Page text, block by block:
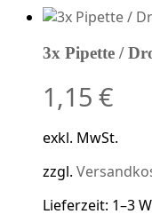
3x Pipette /
1,15 €
exkl. MwSt.
zzgl.
Lieferzeit: 1–3